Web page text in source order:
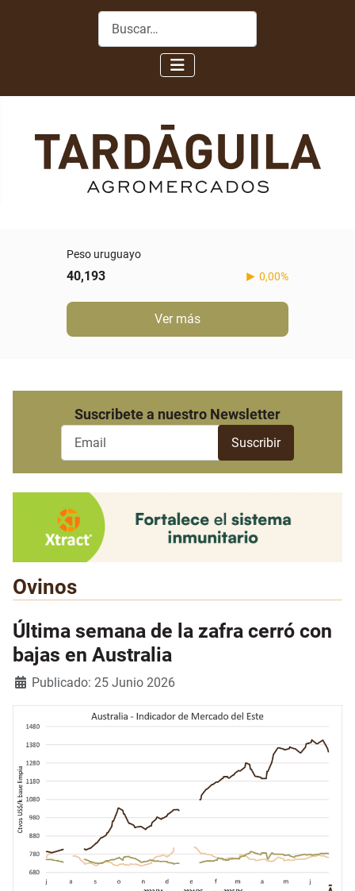
Buscar
Peso uruguayo
40,193 0,00%
Ver más
Suscribete a nuestro Newsletter
Ovinos
Última semana de la zafra cerró con
bajas en Australia
Detalles
Publicado: 25 Junio 2026